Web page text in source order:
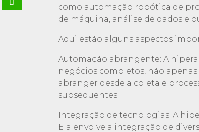
como automação robótica de
de máquina, análise de dados e
Aqui estão alguns aspectos
Automação abrangente: A
negócios completos, não apenas
abranger desde a coleta e
subsequentes.
Integração de tecnologias: A
Ela envolve a integração de